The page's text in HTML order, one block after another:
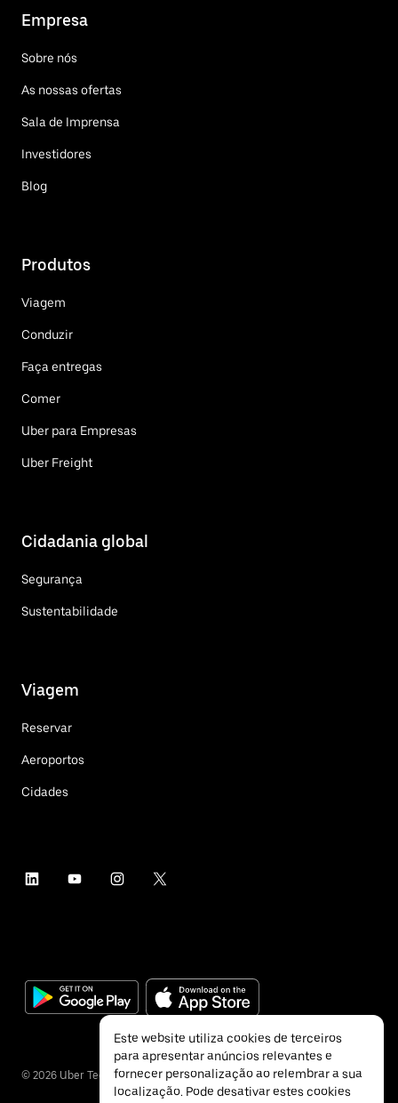
Empresa
Sobre nós
As nossas ofertas
Sala de Imprensa
Investidores
Blog
Produtos
Viagem
Conduzir
Faça entregas
Comer
Uber para Empresas
Uber Freight
Cidadania global
Segurança
Sustentabilidade
Viagem
Reservar
Aeroportos
Cidades
© 2026 Uber Technologies Inc.
Este website utiliza cookies de terceiros
para apresentar anúncios relevantes e
fornecer personalização ao relembrar a sua
localização. Pode desativar estes cookies